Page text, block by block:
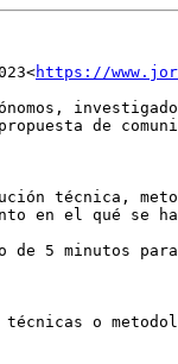
https://
de
técnica,
en el qué se
de 5 minutos
o